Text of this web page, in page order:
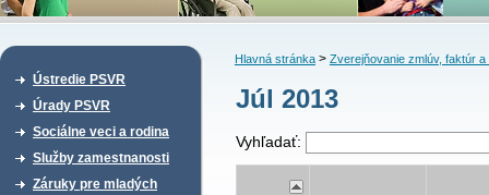
Ústredie PSVR
Úrady PSVR
Sociálne veci a rodina
Služby zamestnanosti
Záruky pre mladých
Hlavná stránka> Zverejňovanie zmlúv, faktúr a
Júl 2013
Vyhľadať: